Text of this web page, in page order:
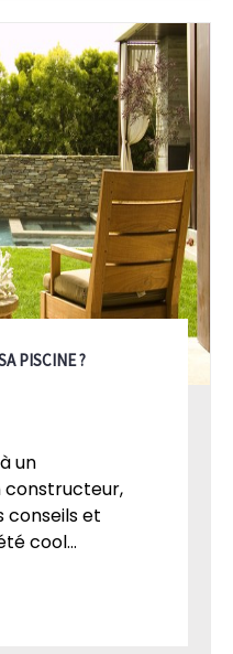
PISCINE ?
un
conseils et
cool...